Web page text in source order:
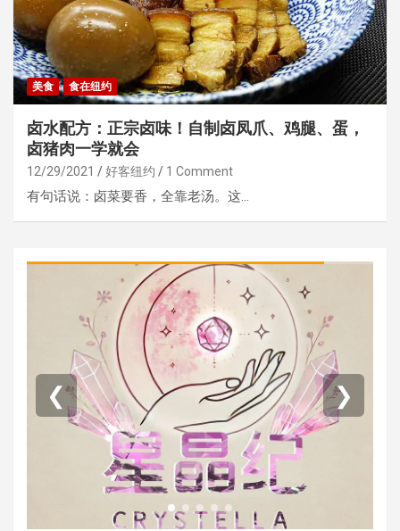
美食 食在纽约
卤水配方：正宗卤味！自制卤凤爪、鸡腿、蛋，
卤猪肉一学就会
12/29/2021 好客纽约 1 Comment
有句话说：卤菜要香，全靠老汤。这…
❮ ❯